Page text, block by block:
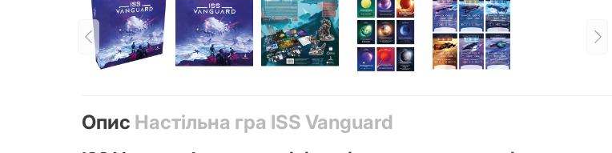
Опис Настільна гра ISS Vanguard